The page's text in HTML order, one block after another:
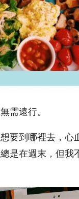
需遠行。
要到哪裡去，心
是在週末，但我